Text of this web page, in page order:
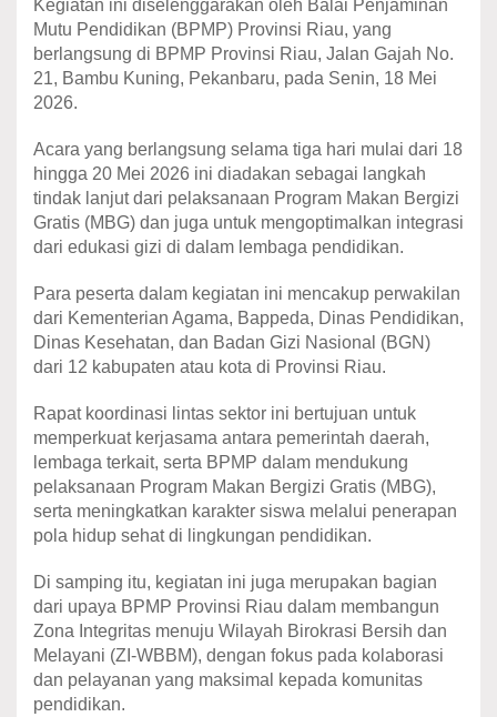
Kegiatan ini diselenggarakan oleh Balai Penjaminan
Mutu Pendidikan (BPMP) Provinsi Riau, yang
berlangsung di BPMP Provinsi Riau, Jalan Gajah No.
21, Bambu Kuning, Pekanbaru, pada Senin, 18 Mei
2026.
Acara yang berlangsung selama tiga hari mulai dari 18
hingga 20 Mei 2026 ini diadakan sebagai langkah
tindak lanjut dari pelaksanaan Program Makan Bergizi
Gratis (MBG) dan juga untuk mengoptimalkan integrasi
dari edukasi gizi di dalam lembaga pendidikan.
Para peserta dalam kegiatan ini mencakup perwakilan
dari Kementerian Agama, Bappeda, Dinas Pendidikan,
Dinas Kesehatan, dan Badan Gizi Nasional (BGN)
dari 12 kabupaten atau kota di Provinsi Riau.
Rapat koordinasi lintas sektor ini bertujuan untuk
memperkuat kerjasama antara pemerintah daerah,
lembaga terkait, serta BPMP dalam mendukung
pelaksanaan Program Makan Bergizi Gratis (MBG),
serta meningkatkan karakter siswa melalui penerapan
pola hidup sehat di lingkungan pendidikan.
Di samping itu, kegiatan ini juga merupakan bagian
dari upaya BPMP Provinsi Riau dalam membangun
Zona Integritas menuju Wilayah Birokrasi Bersih dan
Melayani (ZI-WBBM), dengan fokus pada kolaborasi
dan pelayanan yang maksimal kepada komunitas
pendidikan.